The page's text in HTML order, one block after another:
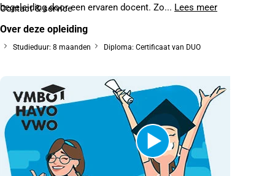
Contact& service
begeleiding door een ervaren docent. Zo... Lees meer
Over deze opleiding
Studieduur: 8 maanden Diploma: Certificaat van DUO